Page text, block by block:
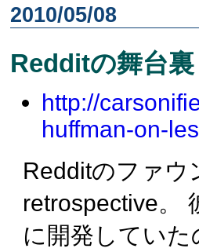
2010/05/08
Redditの舞台裏
http://
huffman-on-
Redditのファウ
retrospective。
に開発してい